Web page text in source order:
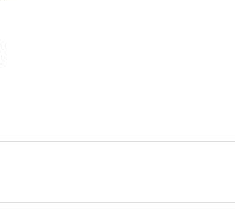
La rédaction